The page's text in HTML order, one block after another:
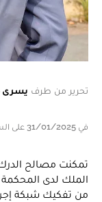
تحرير من طرف يسرى
في 31/01/2025 على الساعة 07:30
تمكنت مصالح الدرك
من تفكيك شبكة